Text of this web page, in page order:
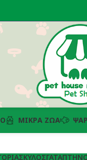
ΜΙΚΡΆ ΖΏΑ
ΣΚΎΛΟΣΓΆΤΑ